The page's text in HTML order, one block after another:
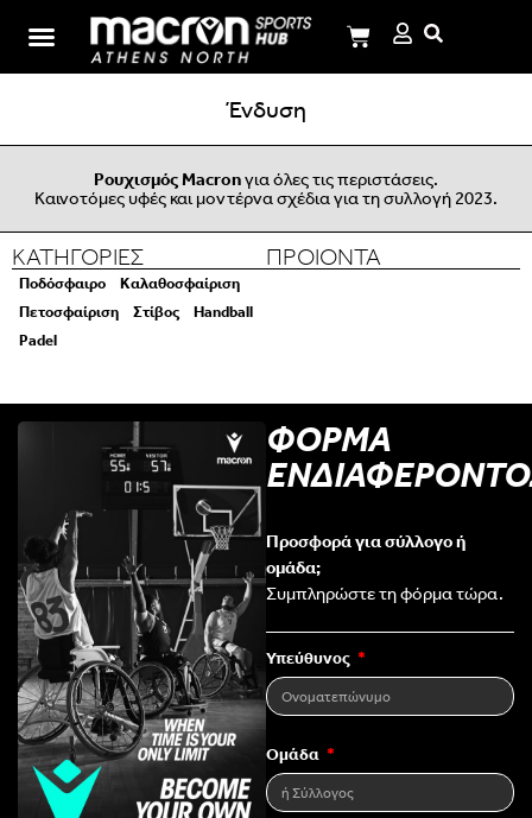
Ένδυση
Ρουχισμός Macronγια όλες τις περιστάσεις.
Καινοτόμες υφές και μοντέρνα σχέδια για τη συλλογή 2023.
ΚΑΤΗΓΟΡΙΕΣ
Ποδόσφαιρο
Καλαθοσφαίριση
Πετοσφαίριση
Στίβος
Handball
Padel
ΠΡΟΙΟΝΤΑ
ΦΟΡΜΑ
Προσφορά για σύλλογο ή
ομάδα;
Συμπληρώστε τη φόρμα τώρα.
Υπεύθυνος
Ομάδα